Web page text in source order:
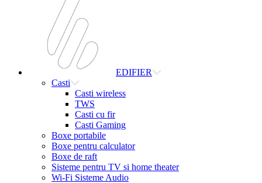
EDIFIER
Casti
Casti wireless
TWS
Casti cu fir
Casti Gaming
Boxe portabile
Boxe pentru calculator
Boxe de raft
Sisteme pentru TV si home theater
Wi-Fi Sisteme Audio